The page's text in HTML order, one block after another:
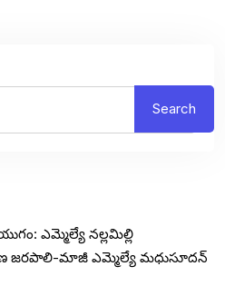
Search
ఎమ్మెల్యే నల్లమిల్లి
జరపాలి-మాజీ ఎమ్మెల్యే మధుసూదన్